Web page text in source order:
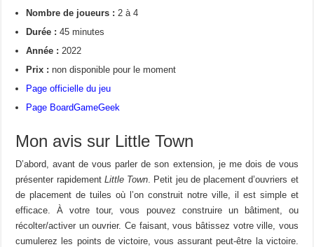
Nombre de joueurs : 2 à 4
Durée :45 minutes
Année : 2022
Prix :non disponible pour le moment
Page officielle du jeu
Page BoardGameGeek
Mon avis sur Little Town
D’abord, avant de vous parler de son extension, je me dois de vous
présenter rapidement Little Town . Petit jeu de placement d’ouvriers et
de placement de tuiles où l’on construit notre ville, il est simple et
efficace. À votre tour, vous pouvez construire un bâtiment, ou
récolter/activer un ouvrier. Ce faisant, vous bâtissez votre ville, vous
cumulerez les points de victoire, vous assurant peut-être la victoire.